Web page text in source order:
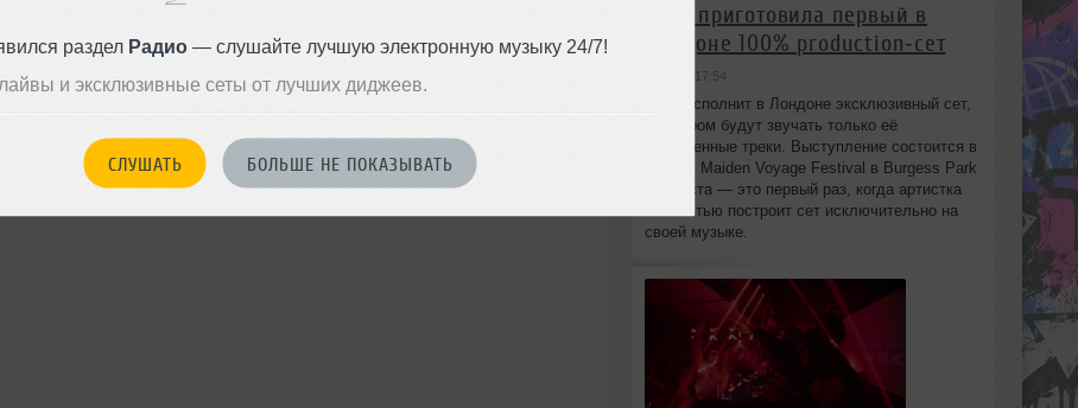
раздел Радио— слушайте лучшую электронную музыку 24/7!
и эксклюзивные сеты от лучших диджеев.
СЛУШАТЬ БОЛЬШЕ НЕ ПОКАЗЫВАТЬ
Remix)
Silver Moon
HAAi приготовила первый в
Лондоне 100% production‑сет
вчера в 17:54
HAAi исполнит в Лондоне эксклюзивный сет,
в котором будут звучать только её
собственные треки. Выступление состоится в
рамках Maiden Voyage Festival в Burgess Park
8 августа — это первый раз, когда артистка
полностью построит сет исключительно на
своей музыке.